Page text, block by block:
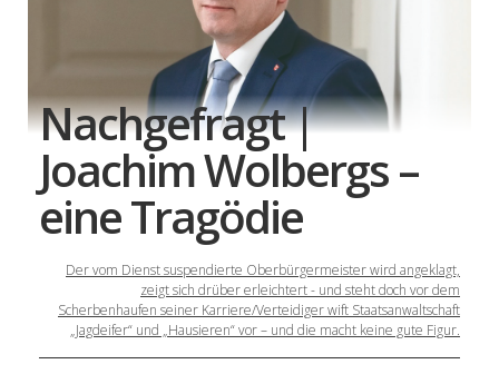
Nachgefragt |
Joachim Wolbergs –
eine Tragödie
Der vom Dienst suspendierte Oberbürgermeister wird angeklagt,
zeigt sich drüber erleichtert - und steht doch vor dem
Scherbenhaufen seiner Karriere/Verteidiger wift Staatsanwaltschaft
„Jagdeifer“ und „Hausieren“ vor – und die macht keine gute Figur.